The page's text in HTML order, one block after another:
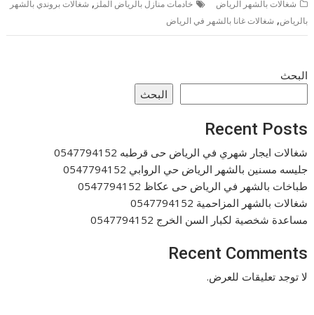
شغالات بالشهر الرياض خادمات منازل بالرياض الملز , شغالات بروندي بالشهر
بالرياض, شغالات غانا بالشهر في الرياض
البحث
البحث
Recent Posts
شغالات ايجار شهري في الرياض حى قرطبه 0547794152
جليسه مسنين بالشهر الرياض حي الروابي 0547794152
طباخات بالشهر في الرياض حى عكاظ 0547794152
شغالات بالشهر المزاحمية 0547794152
مساعدة شخصية لكبار السن الخرج 0547794152
Recent Comments
لا توجد تعليقات للعرض.